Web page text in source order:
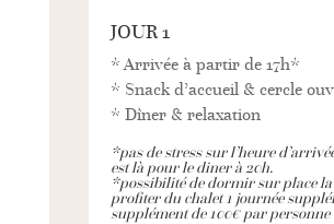
JOUR 1
* Arrivée à partir de 17h*
* Snack d’accueil & cercle
* Dîner & relaxation
*pas de stress sur l’heure
est là pour le diner à 20h.
*possibilité de dormir sur place
profiter du chalet 1 journée
supplément de 100€ par